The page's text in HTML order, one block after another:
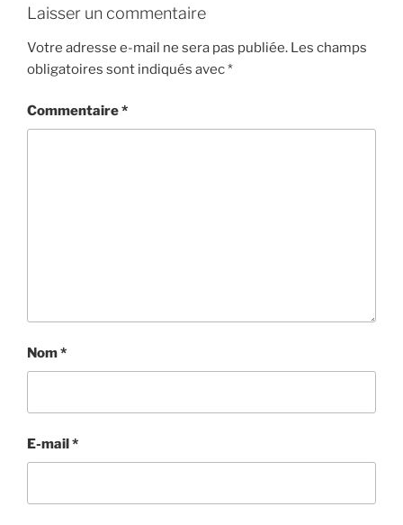
Laisser un commentaire
Votre adresse e-mail ne sera pas publiée. Les champs
obligatoires sont indiqués avec*
Commentaire*
Nom*
E-mail*